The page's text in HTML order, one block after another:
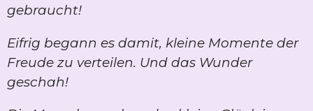
gebraucht!
Eifrig begann es damit, kleine Momente der
Freude zu verteilen. Und das Wunder
geschah!